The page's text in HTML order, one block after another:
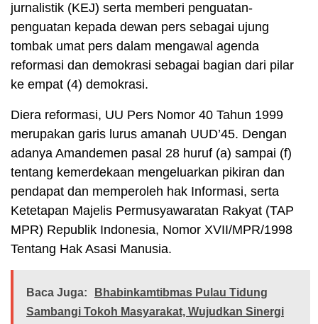
jurnalistik (KEJ) serta memberi penguatan-
penguatan kepada dewan pers sebagai ujung
tombak umat pers dalam mengawal agenda
reformasi dan demokrasi sebagai bagian dari pilar
ke empat (4) demokrasi.
Diera reformasi, UU Pers Nomor 40 Tahun 1999
merupakan garis lurus amanah UUD’45. Dengan
adanya Amandemen pasal 28 huruf (a) sampai (f)
tentang kemerdekaan mengeluarkan pikiran dan
pendapat dan memperoleh hak Informasi, serta
Ketetapan Majelis Permusyawaratan Rakyat (TAP
MPR) Republik Indonesia, Nomor XVII/MPR/1998
Tentang Hak Asasi Manusia.
Baca Juga:
Bhabinkamtibmas Pulau Tidung
Sambangi Tokoh Masyarakat, Wujudkan Sinergi